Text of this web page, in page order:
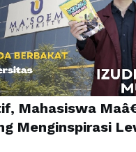
Mahasiswa
Menginspirasi